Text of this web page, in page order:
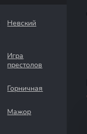
Невский
Игра
престолов
Горничная
Мажор